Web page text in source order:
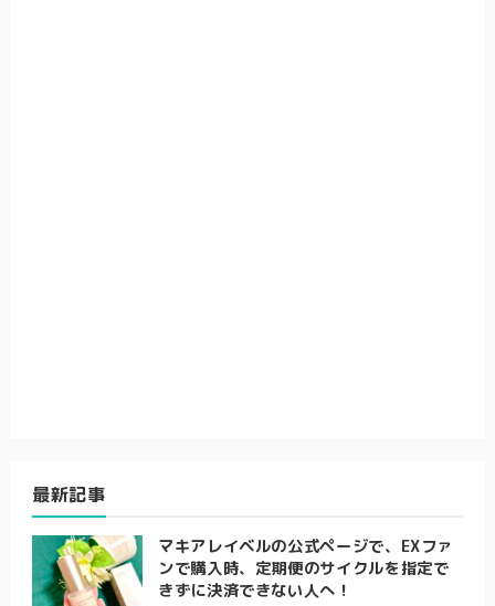
最新記事
マキアレイベルの公式ページで、EXファ
ンで購入時、定期便のサイクルを指定で
きずに決済できない人へ！